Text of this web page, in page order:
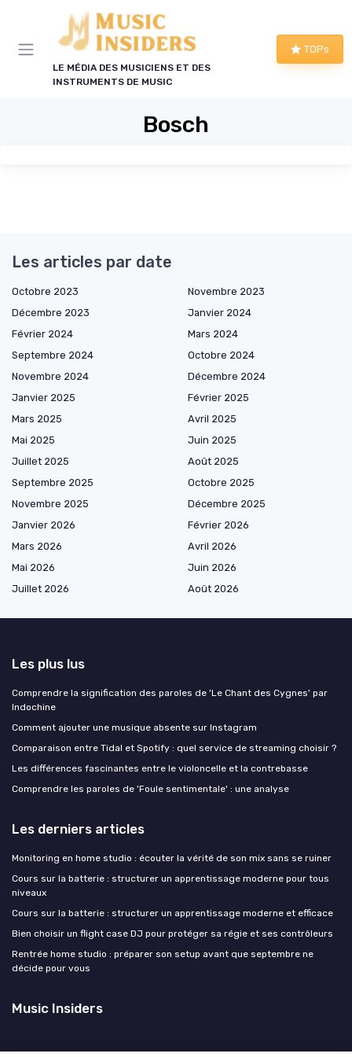
LE MÉDIA DES MUSICIENS ET DES
INSTRUMENTS DE MUSIC
TOPs
Bosch
Les articles par date
Octobre 2023
Novembre 2023
Décembre 2023
Janvier 2024
Février 2024
Mars 2024
Septembre 2024
Octobre 2024
Novembre 2024
Décembre 2024
Janvier 2025
Février 2025
Mars 2025
Avril 2025
Mai 2025
Juin 2025
Juillet 2025
Août 2025
Septembre 2025
Octobre 2025
Novembre 2025
Décembre 2025
Janvier 2026
Février 2026
Mars 2026
Avril 2026
Mai 2026
Juin 2026
Juillet 2026
Août 2026
Les plus lus
Comprendre la signification des paroles de 'Le Chant des Cygnes' par
Indochine
Comment ajouter une musique absente sur Instagram
Comparaison entre Tidal et Spotify : quel service de streaming choisir ?
Les différences fascinantes entre le violoncelle et la contrebasse
Comprendre les paroles de 'Foule sentimentale' : une analyse
Les derniers articles
Monitoring en home studio : écouter la vérité de son mix sans se ruiner
Cours sur la batterie : structurer un apprentissage moderne pour tous
niveaux
Cours sur la batterie : structurer un apprentissage moderne et efficace
Bien choisir un flight case DJ pour protéger sa régie et ses contrôleurs
Rentrée home studio : préparer son setup avant que septembre ne
décide pour vous
Music Insiders
Panneau de gestion des cookies